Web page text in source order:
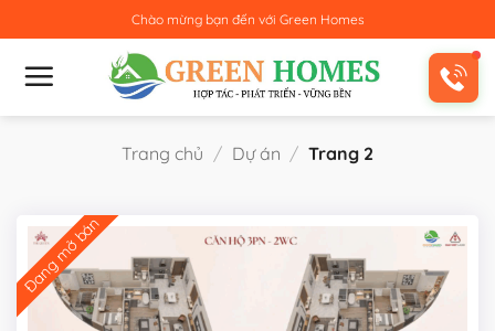
qua
Chào mừng bạn đến với Green Homes
Trang chủ / Dự án / Trang 2
Đang mở bán